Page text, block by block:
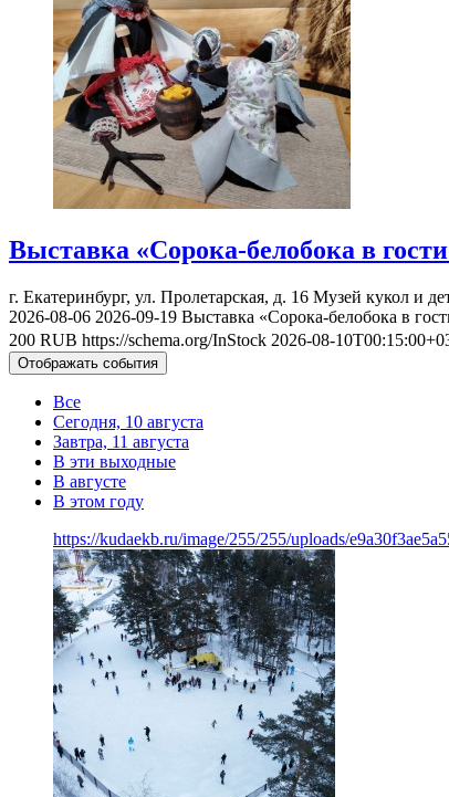
Выставка «Сорока-белобока в гости
г. Екатеринбург, ул. Пролетарская, д. 16 Музей кукол и
2026-08-06 2026-09-19 Выставка «Сорока-белобока в
200 RUB https://schema.org/InStock 2026-08-
Отображать события
Все
Сегодня, 10 августа
Завтра, 11 августа
В эти выходные
В августе
В этом году
https://kudaekb.ru/image/255/255/uploads/